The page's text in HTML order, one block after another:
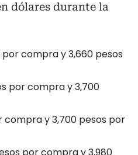
dólares durante la
por compra y 3,660 pesos
por compra y 3,700
compra y 3,700 pesos por